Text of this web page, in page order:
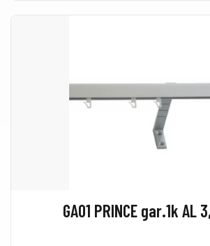
GA01 PRINCE gar.1k AL